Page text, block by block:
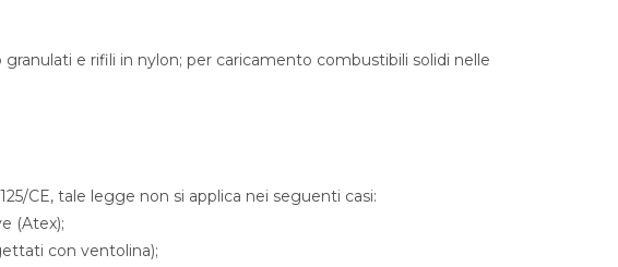
granulati e rifili in nylon; per caricamento combustibili solidi nelle
CE, tale legge non si applica nei seguenti casi:
(Atex);
con ventolina);